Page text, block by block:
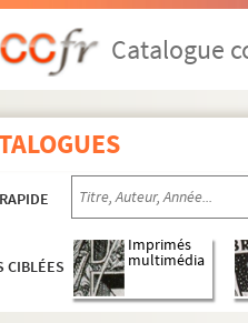
Catalogue
CIBLÉES
Imprimés
multimédia